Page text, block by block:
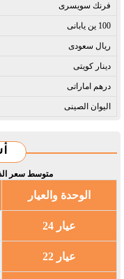
فرنك سويسرى​
100 ين يابانى​
ريال سعودى​
دينار كويتى​
درهم اماراتى​
اليوان الصينى​
متوسط سعر
الوحدة والعيار
عيار 24
عيار 22